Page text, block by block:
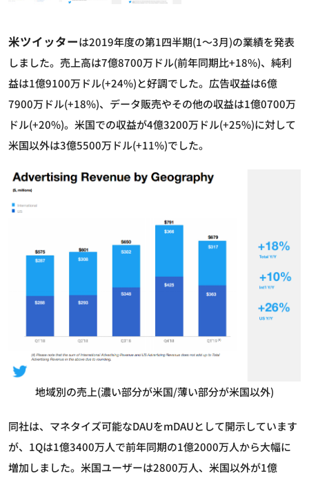
米ツイッターは2019年度の第1四半期(1～3月)の業績を発表
しました。売上高は7億8700万ドル(前年同期比+18%)、純利
益は1億9100万ドル(+24%)と好調でした。広告収益は6億
7900万ドル(+18%)、データ販売やその他の収益は1億0700万
ドル(+20%)。米国での収益が4億3200万ドル(+25%)に対して
米国以外は3億5500万ドル(+11%)でした。
地域別の売上(濃い部分が米国/薄い部分が米国以外)
同社は、マネタイズ可能なDAUをmDAUとして開示しています
が、1Qは1億3400万人で前年同期の1億2000万人から大幅に
増加しました。米国ユーザーは2800万人、米国以外が1億